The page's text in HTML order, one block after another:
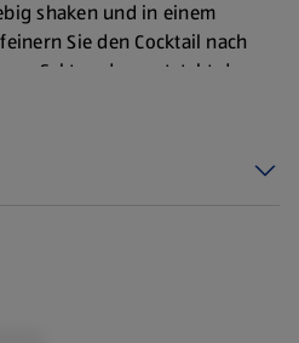
shaken und in einem
Sie den Cocktail nach
Sekt und es entsteht der